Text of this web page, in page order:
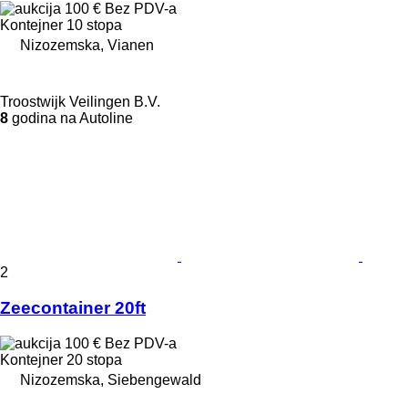
100 € Bez PDV-a
Kontejner 10 stopa
Nizozemska, Vianen
Troostwijk Veilingen B.V.
8 godina na Autoline
2
Zeecontainer 20ft
100 € Bez PDV-a
Kontejner 20 stopa
Nizozemska, Siebengewald